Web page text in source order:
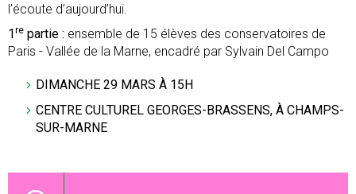
l’écoute d’aujourd’hui.
1re partie : ensemble de 15 élèves des conservatoires de
Paris - Vallée de la Marne, encadré par Sylvain Del Campo
DIMANCHE 29 MARS À 15H
CENTRE CULTUREL GEORGES-BRASSENS, À CHAMPS-
SUR-MARNE